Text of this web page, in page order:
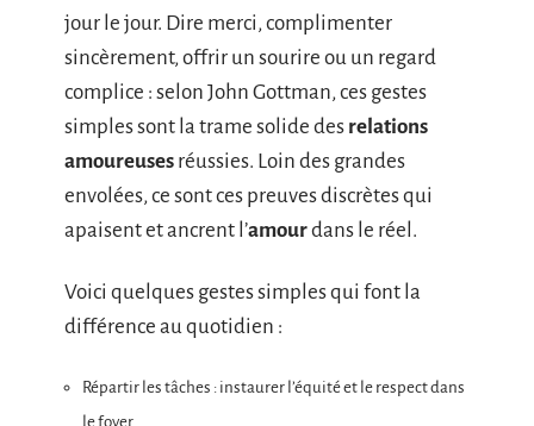
jour le jour. Dire merci, complimenter
sincèrement, offrir un sourire ou un regard
complice : selon John Gottman, ces gestes
simples sont la trame solide des relations
amoureuses réussies. Loin des grandes
envolées, ce sont ces preuves discrètes qui
apaisent et ancrent l’amourdans le réel.
Voici quelques gestes simples qui font la
différence au quotidien :
Répartir les tâches : instaurer l’équité et le respect dans
le foyer